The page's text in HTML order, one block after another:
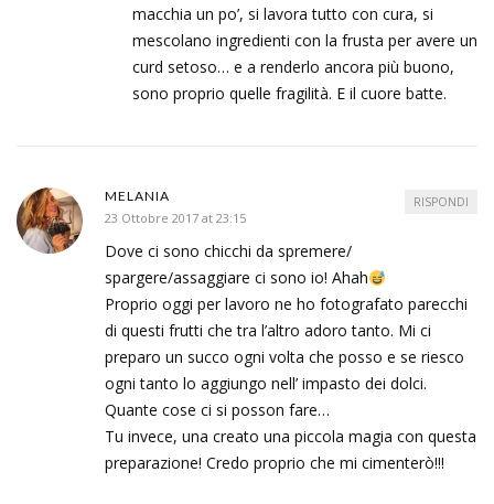
macchia un po’, si lavora tutto con cura, si
mescolano ingredienti con la frusta per avere un
curd setoso… e a renderlo ancora più buono,
sono proprio quelle fragilità. E il cuore batte.
MELANIA
23 Ottobre 2017 at 23:15
Dove ci sono chicchi da spremere/
spargere/assaggiare ci sono io! Ahah
Proprio oggi per lavoro ne ho fotografato parecchi
di questi frutti che tra l’altro adoro tanto. Mi ci
preparo un succo ogni volta che posso e se riesco
ogni tanto lo aggiungo nell’ impasto dei dolci.
Quante cose ci si posson fare…
Tu invece, una creato una piccola magia con questa
preparazione! Credo proprio che mi cimenterò!!!
RISPONDI